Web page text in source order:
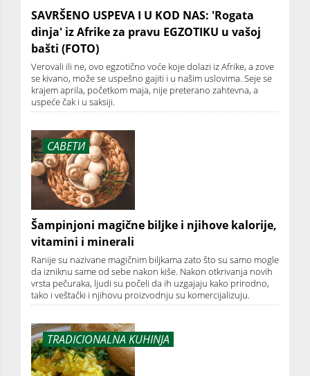
SAVRŠENO USPEVA I U KOD NAS: 'Rogata
dinja' iz Afrike za pravu EGZOTIKU u vašoj
bašti (FOTO)
Verovali ili ne, ovo egzotično voće koje dolazi iz Afrike, a zove
se kivano, može se uspešno gajiti i u našim uslovima. Seje se
krajem aprila, početkom maja, nije preterano zahtevna, a
uspeće čak i u saksiji.
САВЕТИ
Šampinjoni magične biljke i njihove kalorije,
vitamini i minerali
Ranije su nazivane magičnim biljkama zato što su samo mogle
da izniknu same od sebe nakon kiše. Nakon otkrivanja novih
vrsta pečuraka, ljudi su počeli da ih uzgajaju kako prirodno,
tako i veštački i njihovu proizvodnju su komercijalizuju.
TRADICIONALNA KUHINJA